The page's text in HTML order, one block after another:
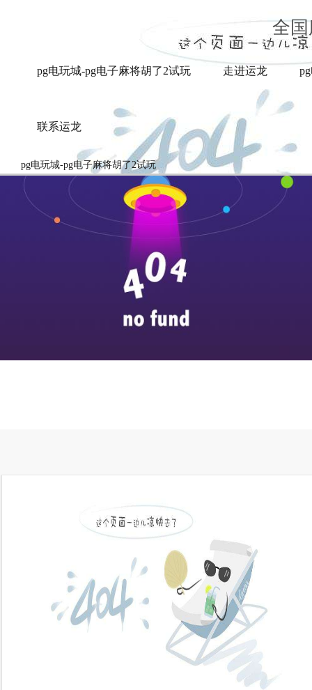
全
pg电玩城-pg电子麻将胡了2试玩 走进运龙
联系运龙
pg电玩城-pg电子麻将胡了2试玩